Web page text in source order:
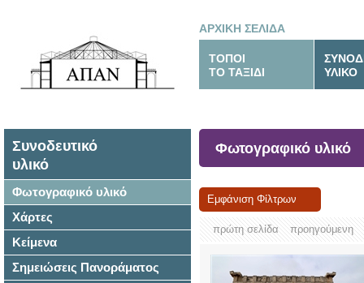
ΑΡΧΙΚΗ ΣΕΛΙΔΑ
ΤΟΠΟΙ
ΤΟ ΤΑΞΙΔΙ
ΥΛΙΚΟ
Συνοδευτικό
υλικό
Φωτογραφικό υλικό
Χάρτες
Κείμενα
Σημειώσεις Πανοράματος
Φωτογραφικό υλικό
Εμφάνιση Φίλτρων
πρώτη σελίδα προηγούμενη